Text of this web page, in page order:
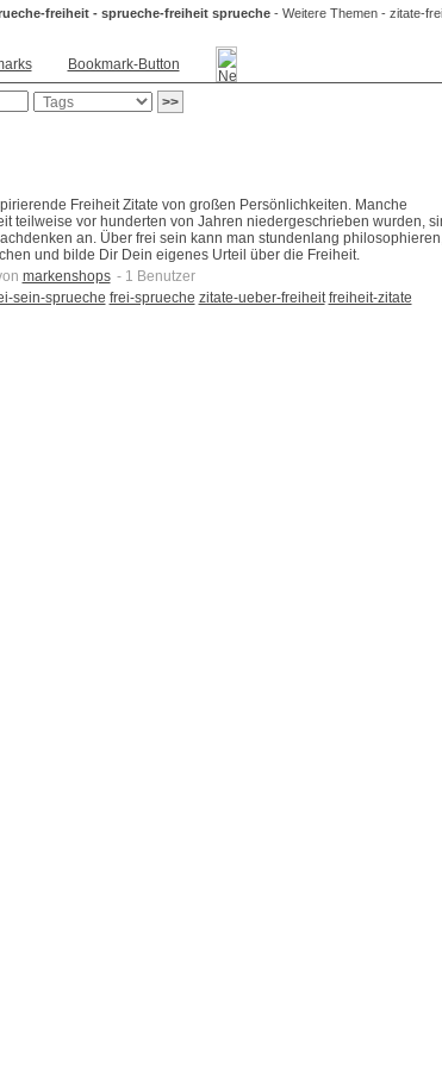
freiheit - sprueche-freiheit sprueche- Weitere Themen - zitate-
Bookmark-Button
Freiheit Zitate von großen Persönlichkeiten. Manche
teilweise vor hunderten von Jahren niedergeschrieben wurden,
an. Über frei sein kann man stundenlang
und bilde Dir Dein eigenes Urteil über die Freiheit.
markenshops - 1 Benutzer
sein-sprueche frei-sprueche zitate-ueber-freiheit freiheit-zitate